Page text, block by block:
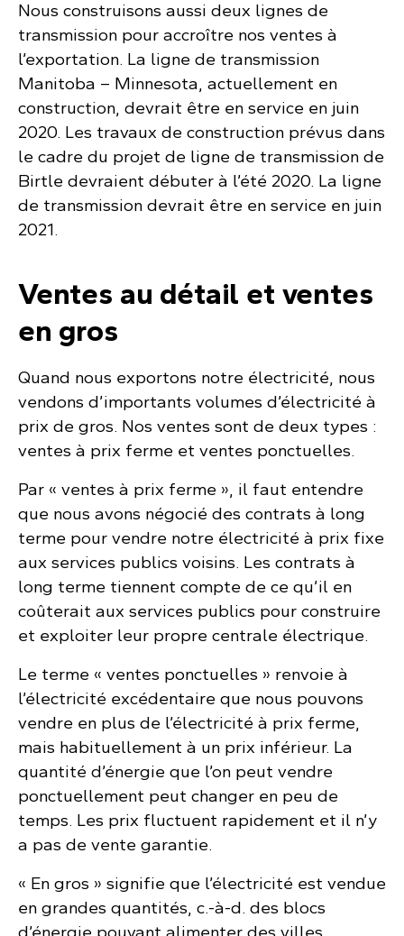
Nous construisons aussi deux lignes de
transmission pour accroître nos ventes à
l’exportation. La ligne de transmission
Manitoba – Minnesota, actuellement en
construction, devrait être en service en juin
2020. Les travaux de construction prévus dans
le cadre du projet de ligne de transmission de
Birtle devraient débuter à l’été 2020. La ligne
de transmission devrait être en service en juin
2021.
Ventes au détail et ventes
en gros
Quand nous exportons notre électricité, nous
vendons d’importants volumes d’électricité à
prix de gros. Nos ventes sont de deux types :
ventes à prix ferme et ventes ponctuelles.
Par « ventes à prix ferme », il faut entendre
que nous avons négocié des contrats à long
terme pour vendre notre électricité à prix fixe
aux services publics voisins. Les contrats à
long terme tiennent compte de ce qu’il en
coûterait aux services publics pour construire
et exploiter leur propre centrale électrique.
Le terme « ventes ponctuelles » renvoie à
l’électricité excédentaire que nous pouvons
vendre en plus de l’électricité à prix ferme,
mais habituellement à un prix inférieur. La
quantité d’énergie que l’on peut vendre
ponctuellement peut changer en peu de
temps. Les prix fluctuent rapidement et il n’y
a pas de vente garantie.
« En gros » signifie que l’électricité est vendue
en grandes quantités, c.-à-d. des blocs
d’énergie pouvant alimenter des villes